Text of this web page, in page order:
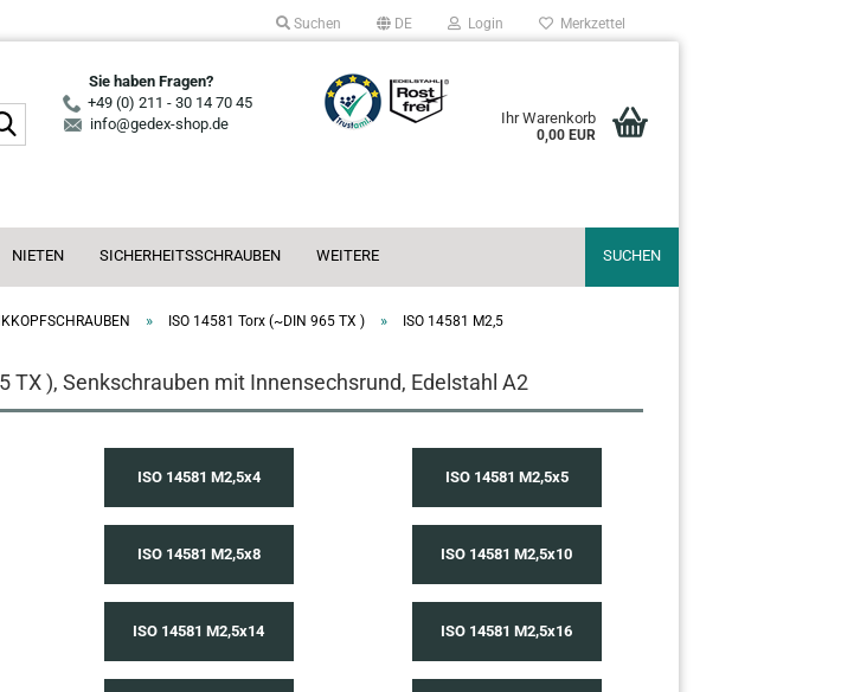
Suchen DE Login Merkzettel
Suche...
Sie haben Fragen?
+49 (0) 211 - 30 14 70 45
info@gedex-shop.de
Ihr Warenkorb
0,00 EUR
NIETEN SICHERHEITSSCHRAUBEN SUCHEN
WEITERE
» ISO 14581 Torx (~DIN 965 TX ) » ISO 14581 M2,5
TX ), Senkschrauben mit Innensechsrund, Edelstahl A2
ISO 14581 M2,5x4 ISO 14581 M2,5x5
ISO 14581 M2,5x8 ISO 14581 M2,5x10
ISO 14581 M2,5x14 ISO 14581 M2,5x16